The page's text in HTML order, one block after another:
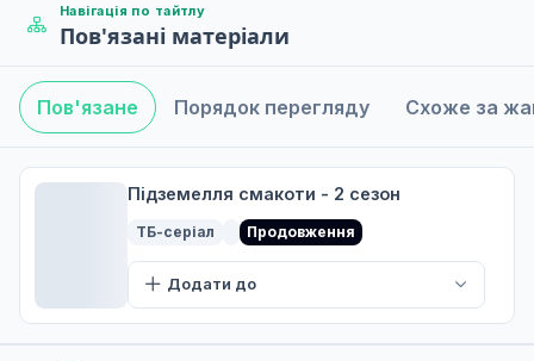
Закуски / сорбет
6
08 лют. 2024
Келпі / Каша / Запечена з соусом
15 лют. 2024
Навігація по тайтлу
Пов'язані матеріали
Пов'язане Порядок перегляду Схоже за
Підземелля смакоти - 2 сезон
ТБ-серіал Продовження
Додати до